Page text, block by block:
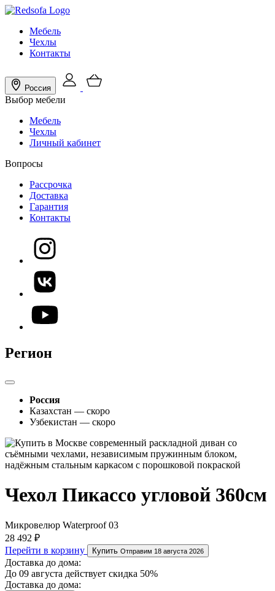
Мебель
Чехлы
Контакты
Россия
Выбор мебели
Мебель
Чехлы
Личный кабинет
Вопросы
Рассрочка
Доставка
Гарантия
Контакты
Регион
Россия
Казахстан — скоро
Узбекистан — скоро
Чехол Пикассо угловой 360см
Микровелюр Waterproof 03
28 492 ₽
Перейти в корзину
Купить Отправим 18 августа 2026
Доставка до дома:
До 09 августа действует скидка 50%
Доставка до дома: